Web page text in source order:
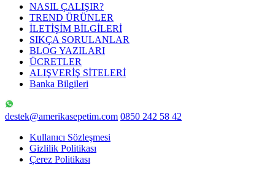
NASIL ÇALIŞIR?
TREND ÜRÜNLER
İLETİŞİM BİLGİLERİ
SIKÇA SORULANLAR
BLOG YAZILARI
ÜCRETLER
ALIŞVERİŞ SİTELERİ
Banka Bilgileri
destek@amerikasepetim.com 0850 242 58 42
Kullanıcı Sözleşmesi
Gizlilik Politikası
Çerez Politikası